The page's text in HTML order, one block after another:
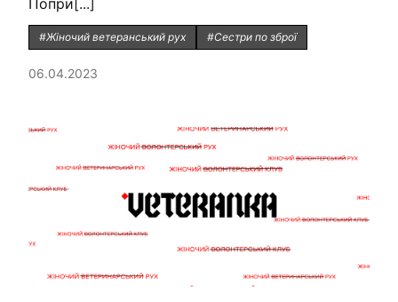
Попри[...]
#Жіночий ветеранський рух #Сестри по зброї
06.04.2023